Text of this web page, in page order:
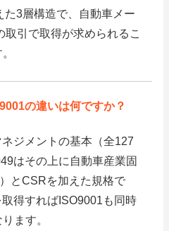
た3層構造で、自動車メー
取引で取得が求められるこ
の違いは何ですか？
ネジメントの基本（全127
はその上に自動車産業固
とCSRを加えた規格で
得すればISO9001も同時
ます。